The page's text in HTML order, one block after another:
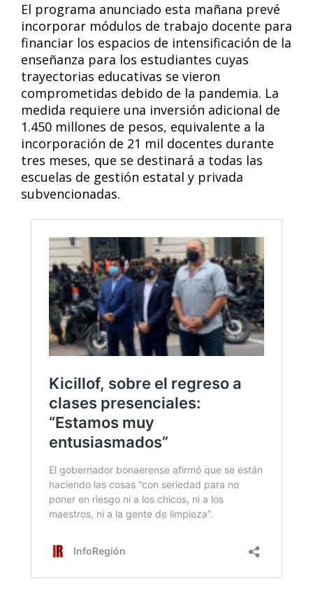
El programa anunciado esta mañana prevé
incorporar módulos de trabajo docente para
financiar los espacios de intensificación de la
enseñanza para los estudiantes cuyas
trayectorias educativas se vieron
comprometidas debido de la pandemia. La
medida requiere una inversión adicional de
1.450 millones de pesos, equivalente a la
incorporación de 21 mil docentes durante
tres meses, que se destinará a todas las
escuelas de gestión estatal y privada
subvencionadas.